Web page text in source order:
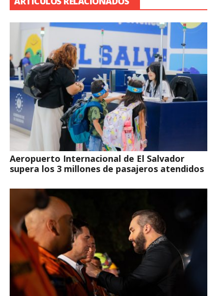
Aeropuerto Internacional de El Salvador
supera los 3 millones de pasajeros atendidos